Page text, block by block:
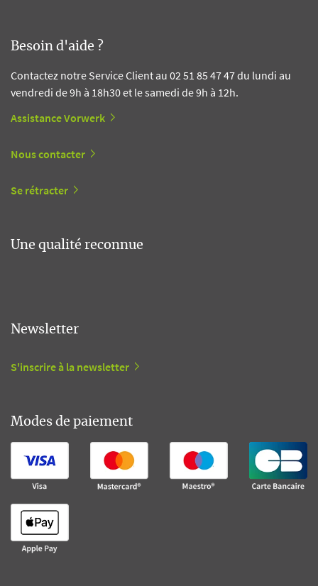
Besoin d'aide ?
Contactez notre Service Client au 02 51 85 47 47 du lundi au
vendredi de 9h à 18h30 et le samedi de 9h à 12h.
Assistance Vorwerk
Nous contacter
Se rétracter
Une qualité reconnue
Newsletter
S'inscrire à la newsletter
Modes de paiement